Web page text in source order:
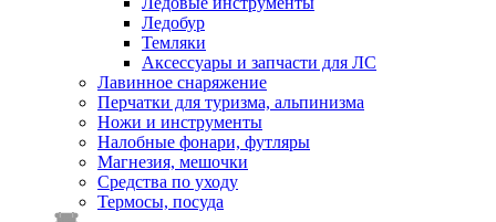
Ледобур
Темляки
Аксессуары и запчасти для ЛС
Лавинное снаряжение
Перчатки для туризма, альпинизма
Ножи и инструменты
Налобные фонари, футляры
Магнезия, мешочки
Средства по уходу
Термосы, посуда